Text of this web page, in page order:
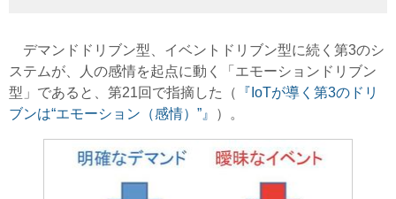
デマンドドリブン型、イベントドリブン型に続く第3のシ
ステムが、人の感情を起点に動く「エモーションドリブン
型」であると、第21回で指摘した（
『IoTが導く第3のドリ
ブンは“エモーション（感情）” 』 ）。